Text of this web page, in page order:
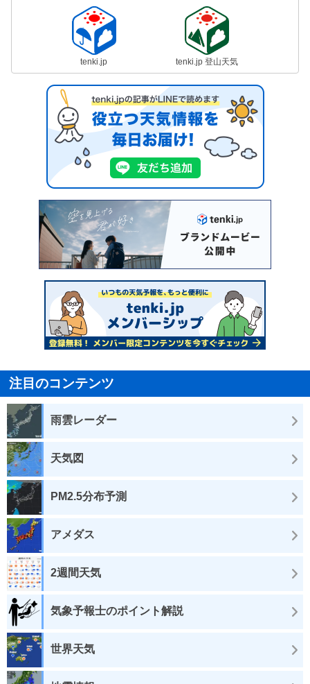
tenki.jp tenki.jp 登山天気
注目のコンテンツ
雨雲レーダー
天気図
PM2.5分布予測
アメダス
2週間天気
気象予報士のポイント解説
世界天気